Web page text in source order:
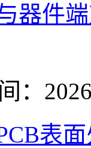
器件
：
表